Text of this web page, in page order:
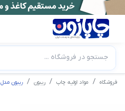
جستجو در فروشگاه ...
فروشگاه مواد اولیه چاپ ریبون ریبون مدل LQ2180 مشکی اپسون